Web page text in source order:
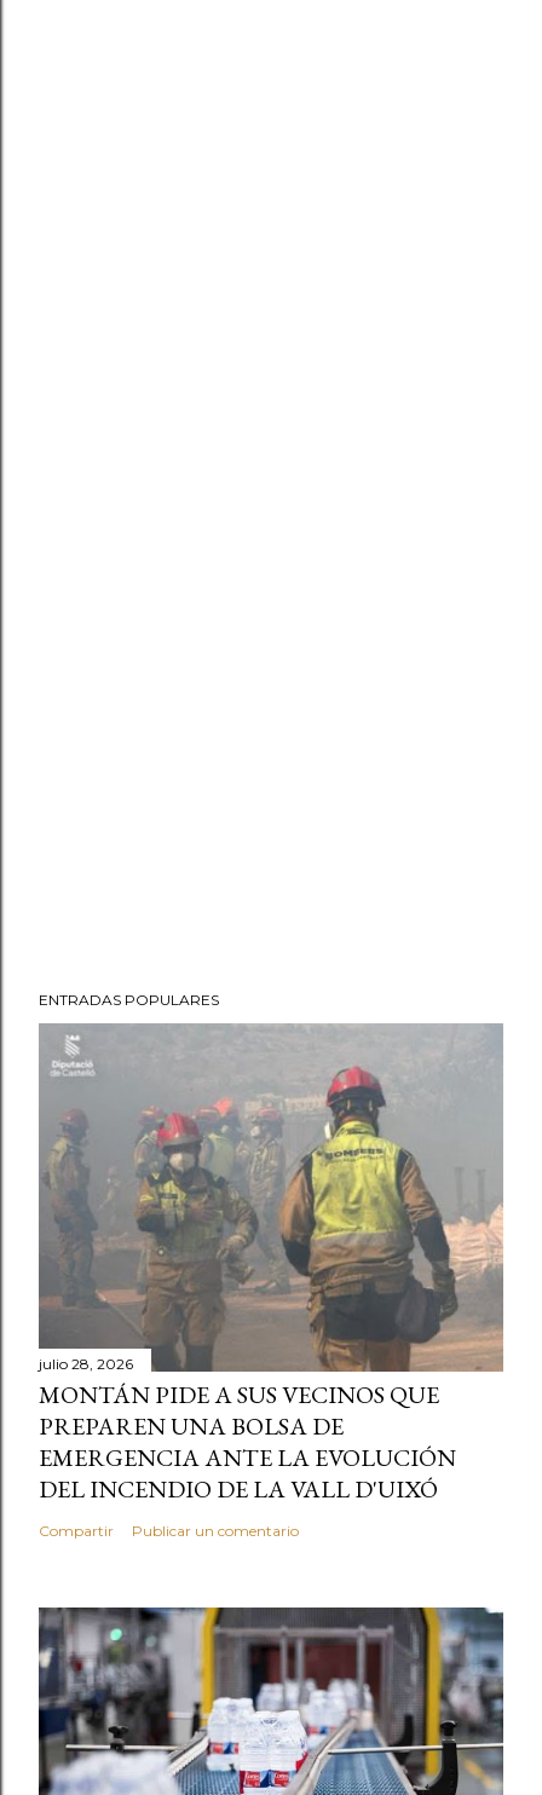
ENTRADAS POPULARES
julio 28, 2026
MONTÁN PIDE A SUS VECINOS QUE
PREPAREN UNA BOLSA DE
EMERGENCIA ANTE LA EVOLUCIÓN
DEL INCENDIO DE LA VALL D'UIXÓ
Compartir Publicar un comentario